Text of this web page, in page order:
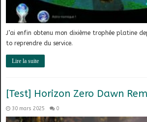
J’ai enfin obtenu mon dixième trophée platine
to reprendre du service.
Lire la suite
[Test] Horizon Zero Dawn
30 mars 2025 0